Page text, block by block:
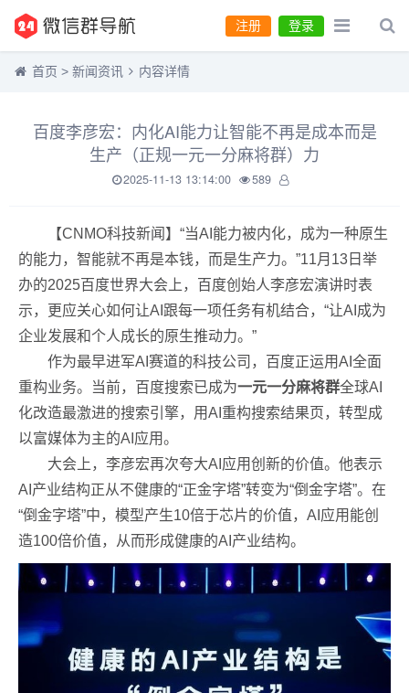
登录
注册
首页 > 新闻资讯 内容详情
百度李彦宏：内化AI能力让智能不再是成本而是
生产（正规一元一分麻将群）力
2025-11-13 13:14:00 589
【CNMO科技新闻】“当AI能力被内化，成为一种原生
的能力，智能就不再是本钱，而是生产力。”11月13日举
办的2025百度世界大会上，百度创始人李彦宏演讲时表
示，更应关心如何让AI跟每一项任务有机结合，“让AI成为
企业发展和个人成长的原生推动力。”
作为最早进军AI赛道的科技公司，百度正运用AI全面
重构业务。当前，百度搜索已成为一元一分麻将群全球AI
化改造最激进的搜索引擎，用AI重构搜索结果页，转型成
以富媒体为主的AI应用。
大会上，李彦宏再次夸大AI应用创新的价值。他表示
AI产业结构正从不健康的“正金字塔”转变为“倒金字塔”。在
“倒金字塔”中，模型产生10倍于芯片的价值，AI应用能创
造100倍价值，从而形成健康的AI产业结构。